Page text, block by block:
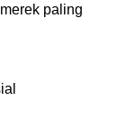
paling